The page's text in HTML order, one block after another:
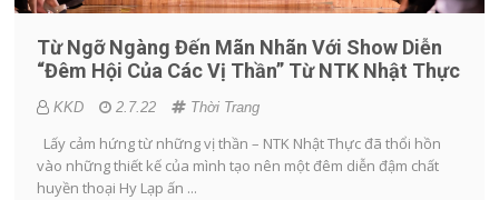
Từ Ngỡ Ngàng Đến Mãn Nhãn Với Show Diễn
“Đêm Hội Của Các Vị Thần” Từ NTK Nhật Thực
KKD 2.7.22 Thời Trang
Lấy cảm hứng từ những vị thần – NTK Nhật Thực đã thổi hồn
vào những thiết kế của mình tạo nên một đêm diễn đậm chất
huyền thoại Hy Lạp ấn ...